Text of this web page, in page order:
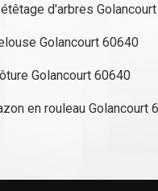
d'arbres
Golancourt 60640
Golancourt 60640
en rouleau Golancourt